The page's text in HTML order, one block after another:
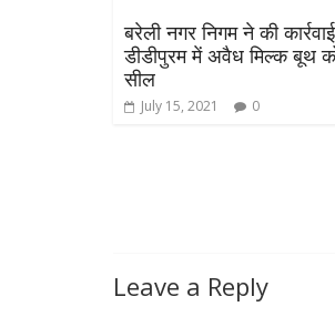
बरेली नगर निगम ने की
डीडीपुरम में अवैध मिल्क बूथ
सील
July 15, 2021 0
Leave a Reply